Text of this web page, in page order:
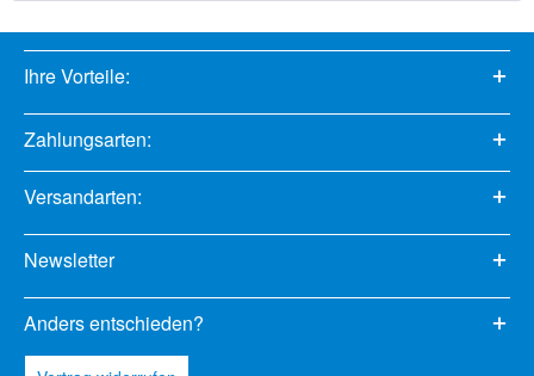
Ihre Vorteile:
Zahlungsarten:
Versandarten:
Newsletter
Anders entschieden?